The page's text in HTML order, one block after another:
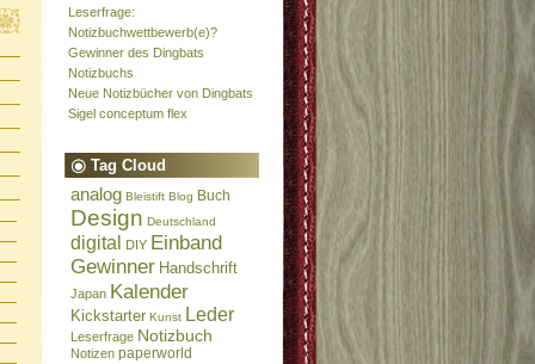
Leserfrage:
Notizbuchwettbewerb(e)?
Gewinner des Dingbats
Notizbuchs
Neue Notizbücher von Dingbats
Sigel conceptum flex
Tag Cloud
analog Bleistift Blog Buch
Design Deutschland
digital DIY Einband
Gewinner Handschrift
Japan Kalender
Kickstarter Kunst Leder
Leserfrage Notizbuch
Notizen paperworld